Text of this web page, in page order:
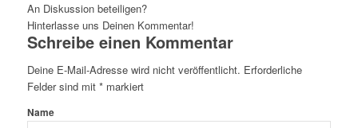
An Diskussion beteiligen?
Hinterlasse uns Deinen Kommentar!
Schreibe einen Kommentar
Deine E-Mail-Adresse wird nicht veröffentlicht. Erforderliche
Felder sind mit *markiert
Name